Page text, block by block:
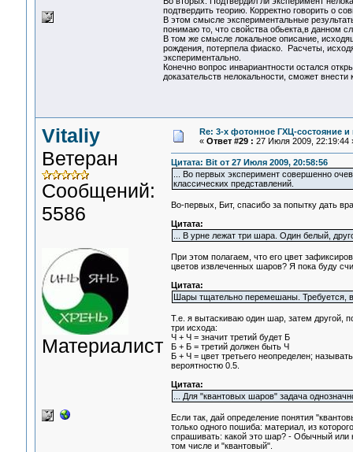
подтвердить теорию. Корректно говорить о
В этом смысле экспериментальные
понимаю то, что свойства обьекта,в данном
В том же смысле локальное описание,
рождения, потерпела фиаско. Расчеты,
экспериментально.
Конечно вопрос инвариантности остался
доказательств нелокальности, сможет внести
Vitaliy
Ветеран
Сообщений:
5586
Материалист
Re: 3-x фотонное ГХЦ-состояние
« Ответ #29 : 27 Июля 2009, 22:19:44
Цитата: Bit от 27 Июля 2009, 20:58:56
... Во первых эксперимент совершенно
классических представлений.
Во-первых, Бит, спасибо за попытку дать
Цитата:
... В урне лежат три шара. Один белый,
При этом полагаем, что его цвет
цветов извлеченных шаров? Я пока буду
Цитата:
Шары тщательно перемешаны. Требуется,
Т.е. я вытаскиваю один шар, затем другой,
три исхода:
Ч + Ч = значит третий будет Б
Б + Б = третий должен быть Ч
Б + Ч = цвет третьего неопределен;
вероятностю 0.5.
Цитата:
... Для "квантовых шаров" задача
Если так, дай определение понятия
только одного пошиба: материал, из
спрашивать: какой это шар? - Обычный или
том числе и "квантовый".